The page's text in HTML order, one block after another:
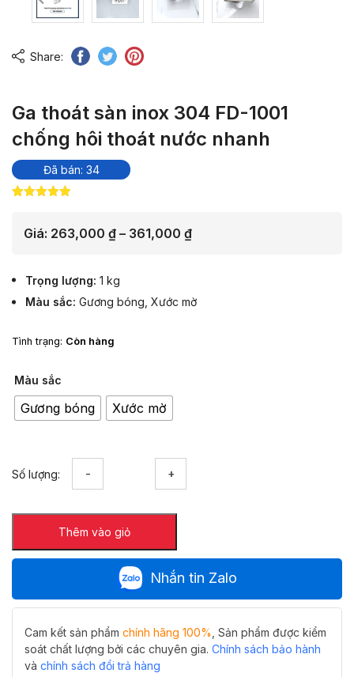
Share:
Ga thoát sàn inox 304 FD-1001
chống hôi thoát nước nhanh
Đã bán: 34
đánh giá
Giá: 263,000 ₫ – 361,000 ₫Khoảng
đến
Trọng lượng 1 kg
Màu sắc Gương bóng Xước mờ
Tình trạng: Còn hàng
Màu sắc
Gương bóng Xước mờ
Số lượng:
inox
304
FD-
1001
chống
hôi
nước
nhanh
số
Thêm vào giỏ
Nhắn tin Zalo
Cam kết sản phẩm chính hãng 100% , Sản phẩm được kiểm
soát chất lượng bởi các chuyên gia. Chính sách bảo hành
và chính sách đổi trả hàng